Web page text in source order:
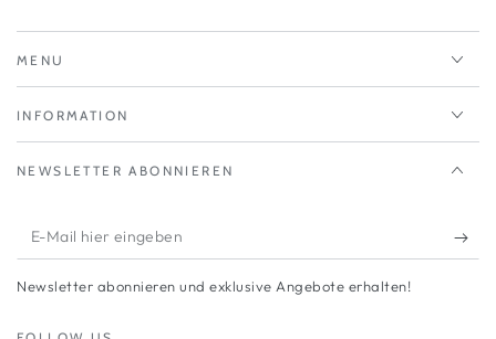
MENU
INFORMATION
NEWSLETTER ABONNIEREN
E-
Mail
hier
Newsletter abonnieren und exklusive Angebote erhalten!